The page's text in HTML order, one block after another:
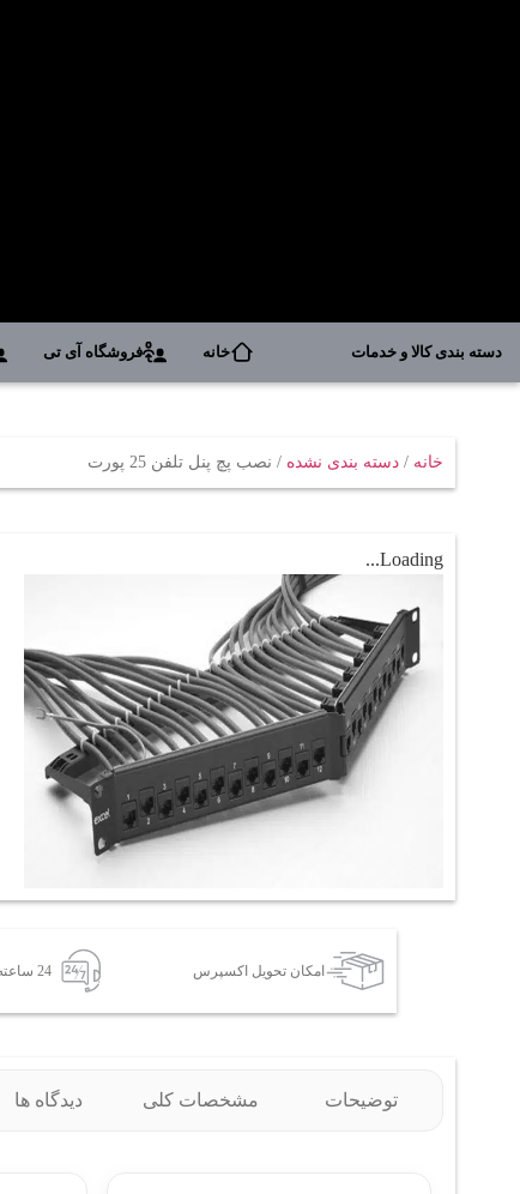
دسته بندی کالا و خدمات خانه فروشگاه آی تی
خانه / دسته بندی نشده / نصب پچ پنل تلفن 25 پورت
Loading...
امکان تحویل اکسپرس 24 ساعته، 7 روز هفته
توضیحات مشخصات کلی دیدگاه ها